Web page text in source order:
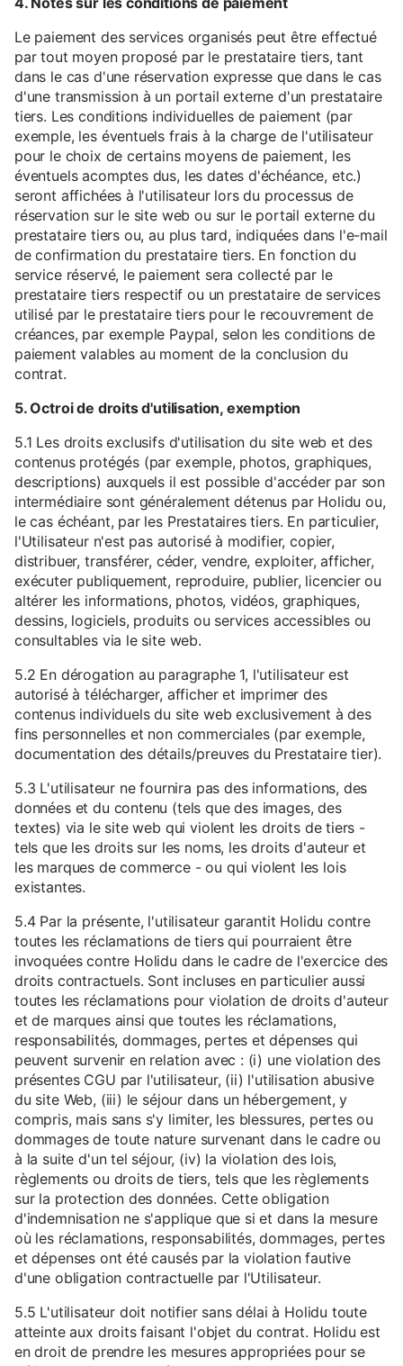
Le paiement des services organisés peut être effectué
par tout moyen proposé par le prestataire tiers, tant
dans le cas d'une réservation expresse que dans le cas
d'une transmission à un portail externe d'un prestataire
tiers. Les conditions individuelles de paiement (par
exemple, les éventuels frais à la charge de l'utilisateur
pour le choix de certains moyens de paiement, les
éventuels acomptes dus, les dates d'échéance, etc.)
seront affichées à l'utilisateur lors du processus de
réservation sur le site web ou sur le portail externe du
prestataire tiers ou, au plus tard, indiquées dans l'e-mail
de confirmation du prestataire tiers. En fonction du
service réservé, le paiement sera collecté par le
prestataire tiers respectif ou un prestataire de services
utilisé par le prestataire tiers pour le recouvrement de
créances, par exemple Paypal, selon les conditions de
paiement valables au moment de la conclusion du
contrat.
5. Octroi de droits d'utilisation, exemption
5.1 Les droits exclusifs d'utilisation du site web et des
contenus protégés (par exemple, photos, graphiques,
descriptions) auxquels il est possible d'accéder par son
intermédiaire sont généralement détenus par Holidu ou,
le cas échéant, par les Prestataires tiers. En particulier,
l'Utilisateur n'est pas autorisé à modifier, copier,
distribuer, transférer, céder, vendre, exploiter, afficher,
exécuter publiquement, reproduire, publier, licencier ou
altérer les informations, photos, vidéos, graphiques,
dessins, logiciels, produits ou services accessibles ou
consultables via le site web.
5.2 En dérogation au paragraphe 1, l'utilisateur est
autorisé à télécharger, afficher et imprimer des
contenus individuels du site web exclusivement à des
fins personnelles et non commerciales (par exemple,
documentation des détails/preuves du Prestataire tier).
5.3 L'utilisateur ne fournira pas des informations, des
données et du contenu (tels que des images, des
textes) via le site web qui violent les droits de tiers -
tels que les droits sur les noms, les droits d'auteur et
les marques de commerce - ou qui violent les lois
existantes.
5.4 Par la présente, l'utilisateur garantit Holidu contre
toutes les réclamations de tiers qui pourraient être
invoquées contre Holidu dans le cadre de l'exercice des
droits contractuels. Sont incluses en particulier aussi
toutes les réclamations pour violation de droits d'auteur
et de marques ainsi que toutes les réclamations,
responsabilités, dommages, pertes et dépenses qui
peuvent survenir en relation avec : (i) une violation des
présentes CGU par l'utilisateur, (ii) l'utilisation abusive
du site Web, (iii) le séjour dans un hébergement, y
compris, mais sans s'y limiter, les blessures, pertes ou
dommages de toute nature survenant dans le cadre ou
à la suite d'un tel séjour, (iv) la violation des lois,
règlements ou droits de tiers, tels que les règlements
sur la protection des données. Cette obligation
d'indemnisation ne s'applique que si et dans la mesure
où les réclamations, responsabilités, dommages, pertes
et dépenses ont été causés par la violation fautive
d'une obligation contractuelle par l'Utilisateur.
5.5 L'utilisateur doit notifier sans délai à Holidu toute
atteinte aux droits faisant l'objet du contrat. Holidu est
en droit de prendre les mesures appropriées pour se